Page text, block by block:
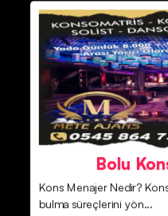
Bolu
Kons Menajer Nedir?
bulma süreçlerini yön...